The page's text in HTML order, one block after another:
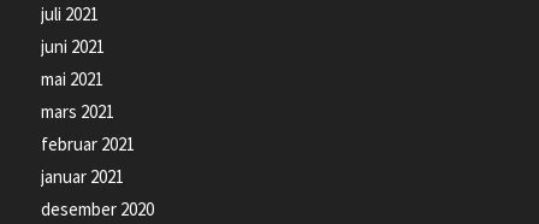
juli 2021
juni 2021
mai 2021
mars 2021
februar 2021
januar 2021
desember 2020